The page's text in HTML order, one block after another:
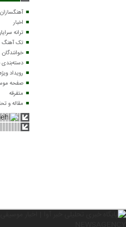
آهنگسازان
اخبار
ترانه
تک آهنگ
خوانندگان
رویداد ویژه
صفحه
متفرقه
مقاله و